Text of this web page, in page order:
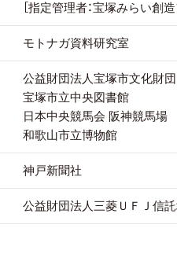
［指定管理者：宝塚みらい創
モトナガ資料研究室
公益財団法人宝塚市文化財団
宝塚市立中央図書館
日本中央競馬会 阪神競馬場
和歌山市立博物館
神戸新聞社
公益財団法人三菱ＵＦＪ信